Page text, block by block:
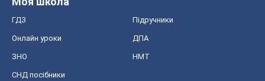
ГДЗ Підручники
Онлайн уроки ДПА
ЗНО НМТ
СНД посібники